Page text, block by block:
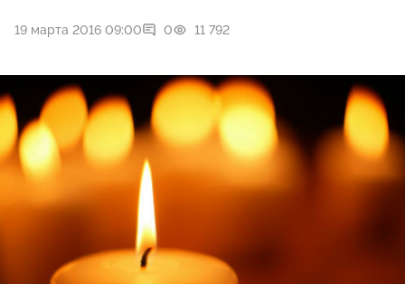
19 марта 2016 09:00 0 11 792